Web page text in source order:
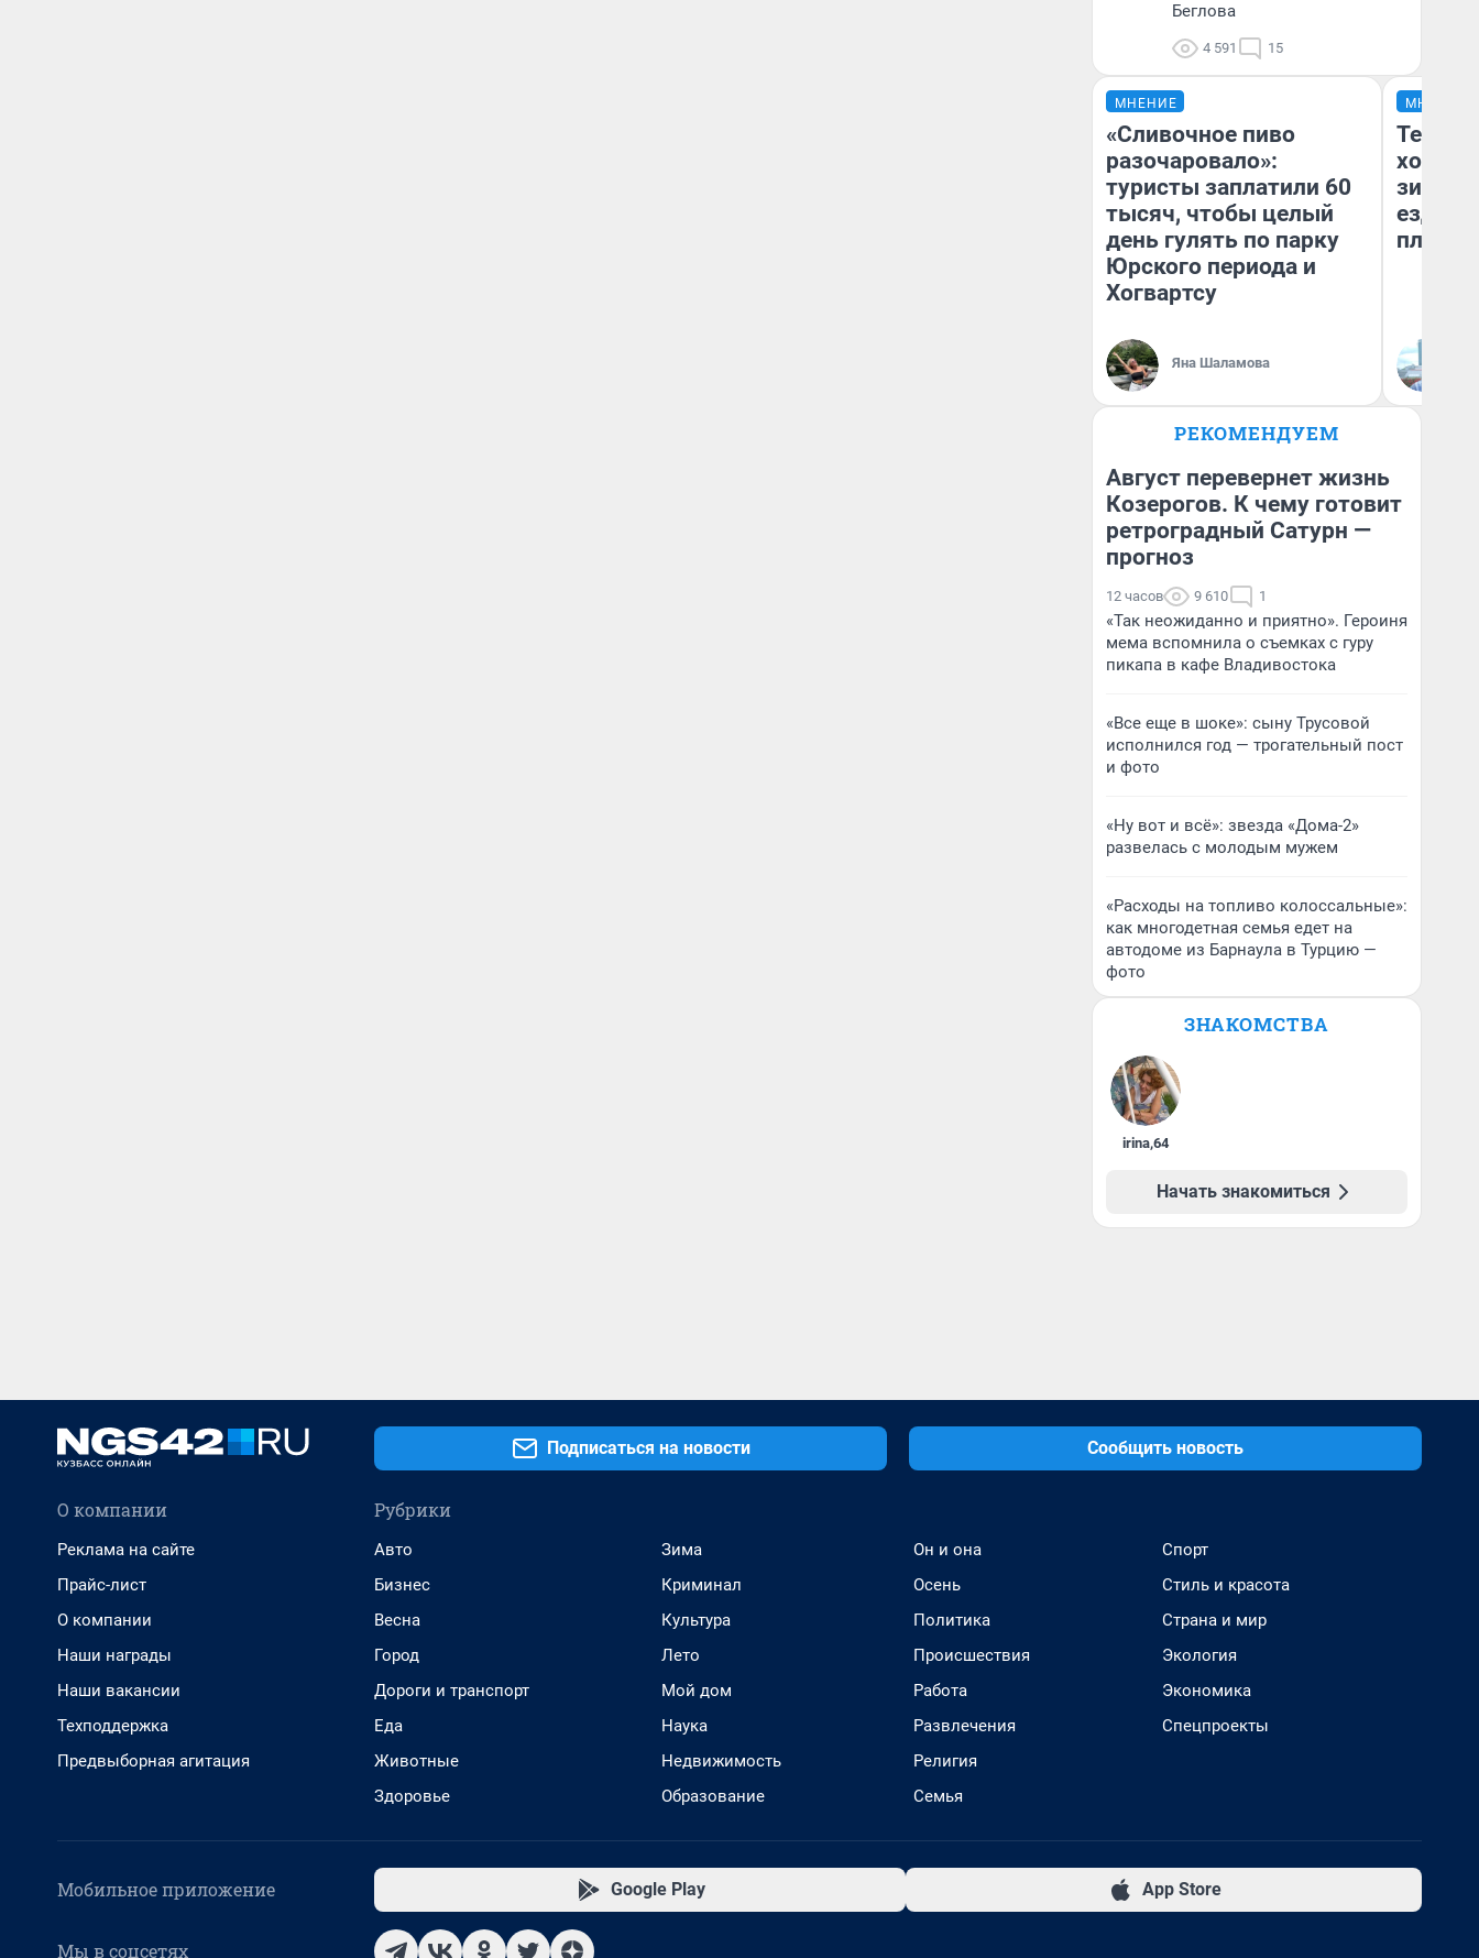
Беглова
4 591 15
МНЕНИЕ
«Сливочное пиво
разочаровало»:
туристы заплатили 60
тысяч, чтобы целый
день гулять по парку
Юрского периода и
Хогвартсу
Яна Шаламова
МНЕНИЕ
Тепло
зимой.
ездит
плюсы
РЕКОМЕНДУЕМ
Август перевернет жизнь
Козерогов. К чему готовит
ретроградный Сатурн —
прогноз
12 часов 9 610 1
«Так неожиданно и приятно». Героиня
мема вспомнила о съемках с гуру
пикапа в кафе Владивостока
«Все еще в шоке»: сыну Трусовой
исполнился год — трогательный пост
и фото
«Ну вот и всё»: звезда «Дома-2»
развелась с молодым мужем
«Расходы на топливо колоссальные»:
как многодетная семья едет на
автодоме из Барнаула в Турцию —
фото
ЗНАКОМСТВА
irina,64
Начать знакомиться
Подписаться на новости Сообщить новость
О компании
Реклама на сайте
Прайс-лист
О компании
Наши награды
Наши вакансии
Техподдержка
Предвыборная агитация
Рубрики
Авто
Бизнес
Весна
Город
Дороги и транспорт
Еда
Животные
Здоровье
Зима
Криминал
Культура
Лето
Мой дом
Наука
Недвижимость
Образование
Он и она
Осень
Политика
Происшествия
Работа
Развлечения
Религия
Семья
Спорт
Стиль и красота
Страна и мир
Экология
Экономика
Спецпроекты
Мобильное приложение Google Play App Store
Мы в соцсетях